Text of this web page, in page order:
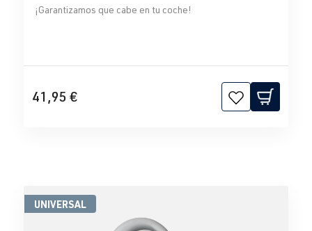
¡Garantizamos que cabe en tu coche!
41,95 €
UNIVERSAL